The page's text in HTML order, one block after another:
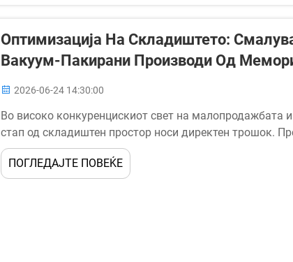
Оптимизација На Складиштето:
Вакуум-Пакирани Производи Од
2026-06-24 14:30:00
Во високо конкуренцискиот свет на малопродажбата и
стап од складиштен простор носи директен трошок.
спални производи, висинки и споредни производи за
предизвик: громоздивите производи од пена...
ПОГЛЕДАЈТЕ ПОВЕЌЕ